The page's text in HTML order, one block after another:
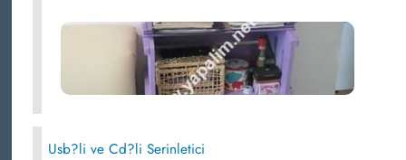
Usb?li ve Cd?li Serinletici